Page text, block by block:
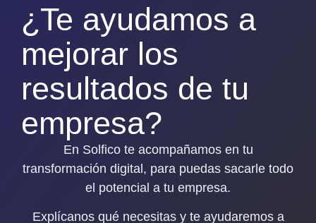
¿Te ayudamos a
mejorar los
resultados de tu
empresa?
En Solfico te acompañamos en tu
transformación digital, para puedas sacarle todo
el potencial a tu empresa.
Explícanos qué necesitas y te ayudaremos a